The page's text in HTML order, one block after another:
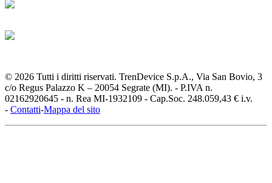
© 2026 Tutti i diritti riservati. TrenDevice S.p.A., Via San Bovio, 3
c/o Regus Palazzo K – 20054 Segrate (MI). - P.IVA n.
02162920645 - n. Rea MI-1932109 - Cap.Soc. 248.059,43 € i.v.
- Contatti-Mappa del sito